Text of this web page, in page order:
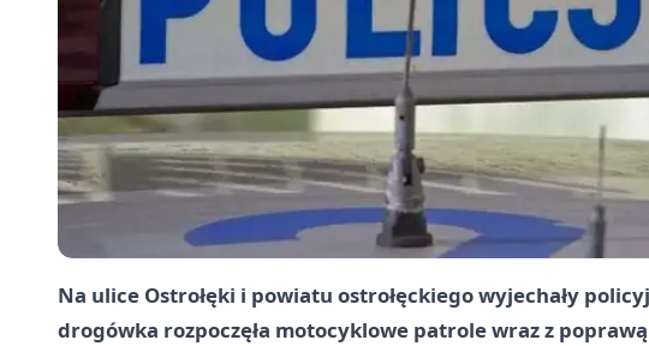
Na ulice Ostrołęki i powiatu ostrołęckiego wyjechały
drogówka rozpoczęła motocyklowe patrole wraz z